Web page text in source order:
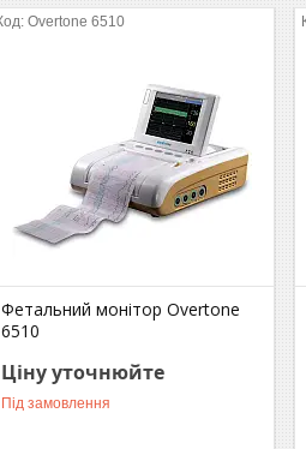
Overtone 6510
Фетальний монітор Overtone
6510
Ціну уточнюйте
Під замовлення